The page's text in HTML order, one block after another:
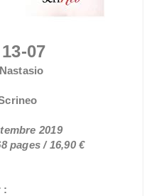
07
2019
pages / 16,90 €
: